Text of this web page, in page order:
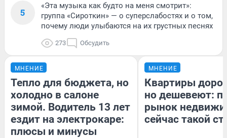
5
«Эта музыка как будто на меня смотрит»:
группа «Сироткин» — о суперслабостях и о том,
почему люди улыбаются на их грустных песнях
273 Обсудить
МНЕНИЕ
Тепло для бюджета, но
холодно в салоне
зимой. Водитель 13 лет
ездит на электрокаре:
плюсы и минусы
МНЕНИЕ
Квартиры
но дешевеют:
рынок
сейчас такой